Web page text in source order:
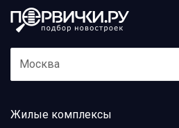
Москва
Жилые комплексы